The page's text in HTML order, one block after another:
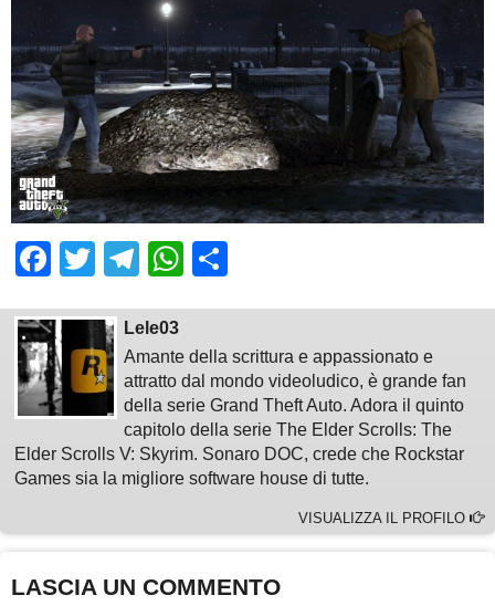
Facebook
TwitterTelegram
WhatsApp
Lele03
Amante della scrittura e appassionato e
attratto dal mondo videoludico, è grande fan
della serie Grand Theft Auto. Adora il quinto
capitolo della serie The Elder Scrolls: The
Elder Scrolls V: Skyrim. Sonaro DOC, crede che Rockstar
Games sia la migliore software house di tutte.
VISUALIZZA IL PROFILO
LASCIA UN COMMENTO